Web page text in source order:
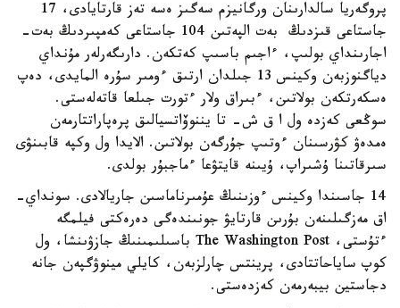
پروگەريا سالدارىنان ورگانيزم سەگىز ەسە تەز قارتايادى، 17
جاستاعى قىزدىڭ بەت الپەتىن 104 جاستاعى كەمپىردىڭ بەت-
اجارىنداي بولىپ، ءاجىم باسىپ كەتكەن. دارىگەرلەر مۇنداي
دياگنوزبەن وكينس 13 جىلدان ارتىق ءومىر سۇرە المايدى، دەپ
ەسكەرتكەن بولاتىن، ءبىراق ولار ءتورت جىلعا قاتەلەستى.
سوڭعى كەزدە ول ا ق ش- تا يننوۆاتسيالىق پرەپاراتتارمەن
ەمدەۋ كۋرسىنان ءوتىپ جۇرگەن بولاتىن. الايدا ول وكپە قابىنۋى
سىرقاتىنا ۇشىراپ، ۇيىنە قايتۋعا ءماجبۇر بولدى.
14 جاسىندا وكينس ءوزىنىڭ عۇمىرناماسىن جاريالادى. سونداي-
اق مەزگىلىنەن بۇرىن قارتايۋ جونىندەگى دەرەكتى فيلمگە
ءتۇستى، The Washington Post باسىلىمىنىڭ جازۋىنشا، ول
كوپ ساياحاتتادى، پرينتس چارلزبەن، كايلي مينوۋگپەن جانە
دجاستين بيبەرمەن كەزدەستى.